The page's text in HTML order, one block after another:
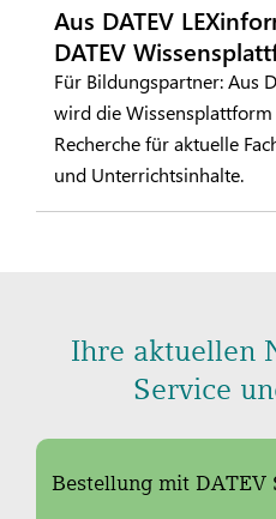
Aus DATEV
DATEV
Für Bildungspartner: Aus
wird die Wissensplattform
Recherche für aktuelle
und Unterrichtsinhalte.
Ihre aktuellen
Service
Bestellung mit DATEV